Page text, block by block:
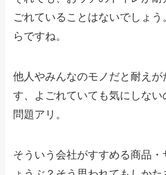
ごれていることはないでしょ
らですね。
他人やみんなのモノだと耐え
す、よごれていても気にしない
問題アリ。
そういう会社がすすめる商品・